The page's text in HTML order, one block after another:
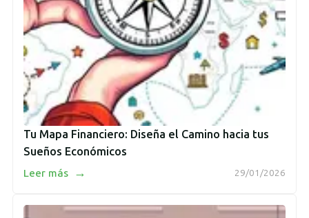
Tu Mapa Financiero: Diseña el Camino hacia tus
Sueños Económicos
29/01/2026
Leer más →